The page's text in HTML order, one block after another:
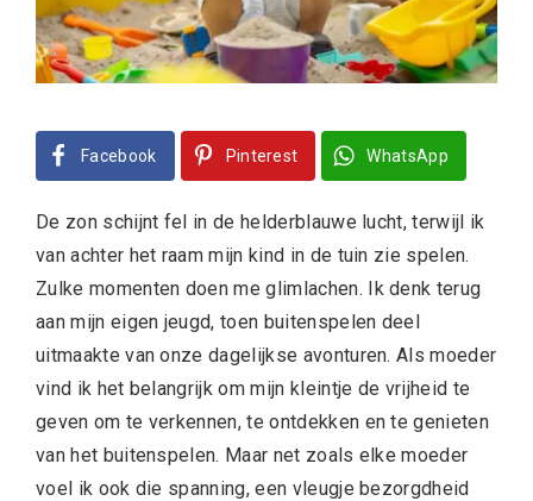
Facebook Pinterest WhatsApp
De zon schijnt fel in de helderblauwe lucht, terwijl ik
van achter het raam mijn kind in de tuin zie spelen.
Zulke momenten doen me glimlachen. Ik denk terug
aan mijn eigen jeugd, toen buitenspelen deel
uitmaakte van onze dagelijkse avonturen. Als moeder
vind ik het belangrijk om mijn kleintje de vrijheid te
geven om te verkennen, te ontdekken en te genieten
van het buitenspelen. Maar net zoals elke moeder
voel ik ook die spanning, een vleugje bezorgdheid